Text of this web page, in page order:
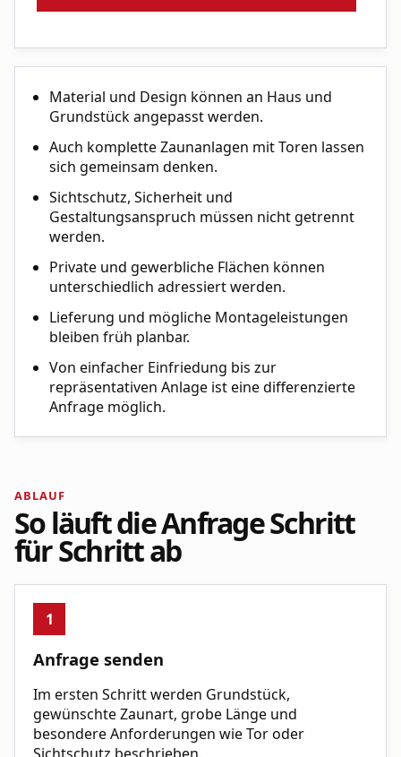
Material und Design können an Haus und
Grundstück angepasst werden.
Auch komplette Zaunanlagen mit Toren lassen
sich gemeinsam denken.
Sichtschutz, Sicherheit und
Gestaltungsanspruch müssen nicht getrennt
werden.
Private und gewerbliche Flächen können
unterschiedlich adressiert werden.
Lieferung und mögliche Montageleistungen
bleiben früh planbar.
Von einfacher Einfriedung bis zur
repräsentativen Anlage ist eine differenzierte
Anfrage möglich.
ABLAUF
So läuft die Anfrage Schritt
für Schritt ab
1
Anfrage senden
Im ersten Schritt werden Grundstück,
gewünschte Zaunart, grobe Länge und
besondere Anforderungen wie Tor oder